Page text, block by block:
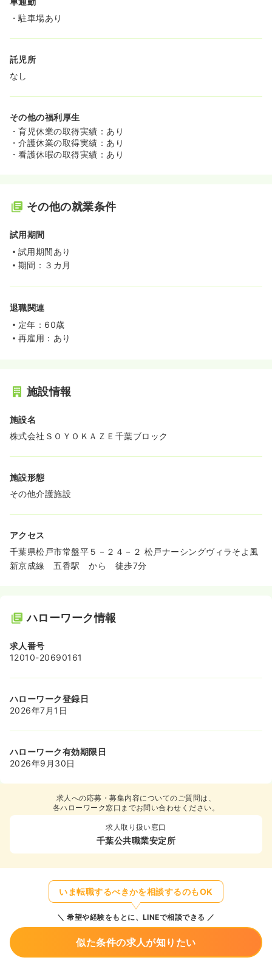
・駐車場あり
託児所
なし
その他の福利厚生
・育児休業の取得実績：あり
・介護休業の取得実績：あり
・看護休暇の取得実績：あり
その他の就業条件
試用期間
試用期間あり
期間：３カ月
退職関連
定年：60歳
再雇用：あり
施設情報
施設名
株式会社ＳＯＹＯＫＡＺＥ千葉ブロック
施設形態
その他介護施設
アクセス
千葉県松戸市常盤平５－２４－２ 松戸ナーシングヴィラそよ風
新京成線 五香駅 から 徒歩7分
ハローワーク情報
求人番号
12010-20690161
ハローワーク登録日
2026年7月1日
ハローワーク有効期限日
2026年9月30日
求人への応募・募集内容についてのご質問は、
各ハローワーク窓口までお問い合わせください。
求人取り扱い窓口
千葉公共職業安定所
いま転職するべきかを相談するのもOK
希望や経験をもとに、LINEで相談できる
似た条件の求人が知りたい